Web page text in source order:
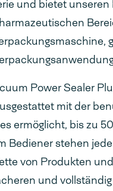
und bietet unseren
Power Sealer
mit der
ermöglicht, bis zu
Bediener stehen
von Produkten
und